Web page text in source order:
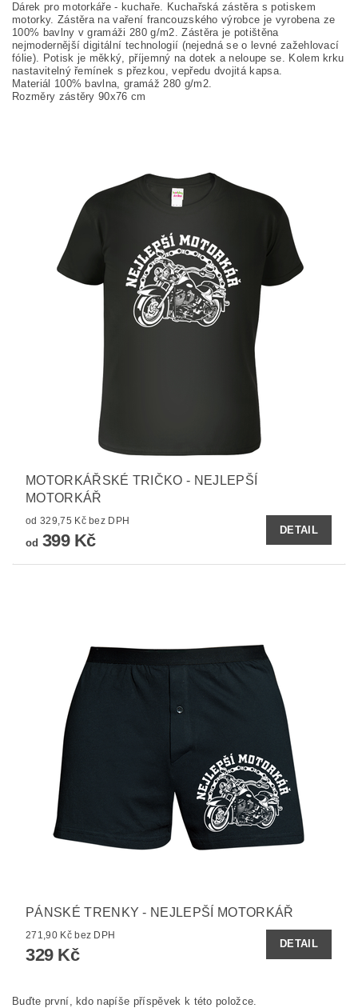
Dárek pro motorkáře - kuchaře. Kuchařská zástěra s potiskem
motorky. Zástěra na vaření francouzského výrobce je vyrobena ze
100% bavlny v gramáži 280 g/m2. Zástěra je potištěna
nejmodernější digitální technologií (nejedná se o levné zažehlovací
fólie). Potisk je měkký, příjemný na dotek a neloupe se. Kolem krku
nastavitelný řemínek s přezkou, vepředu dvojitá kapsa.
Materiál 100% bavlna, gramáž 280 g/m2.
Rozměry zástěry 90x76 cm
MOTORKÁŘSKÉ TRIČKO - NEJLEPŠÍ
MOTORKÁŘ
od 329,75 Kč bez DPH
od 399 Kč
DETAIL
PÁNSKÉ TRENKY - NEJLEPŠÍ MOTORKÁŘ
271,90 Kč bez DPH
329 Kč
DETAIL
Buďte první, kdo napíše příspěvek k této položce.